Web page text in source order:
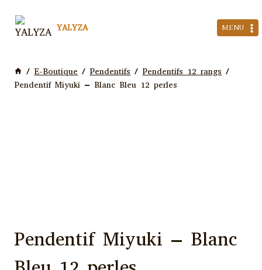
contenu
YALYZA MENU
/ E-Boutique / Pendentifs / Pendentifs 12 rangs /
Pendentif Miyuki – Blanc Bleu 12 perles
Pendentif Miyuki – Blanc